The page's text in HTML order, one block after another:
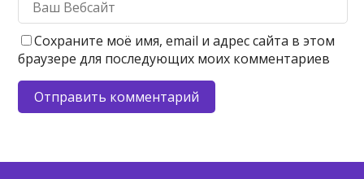
Сохраните моё имя, email и адрес сайта в этом
браузере для последующих моих комментариев